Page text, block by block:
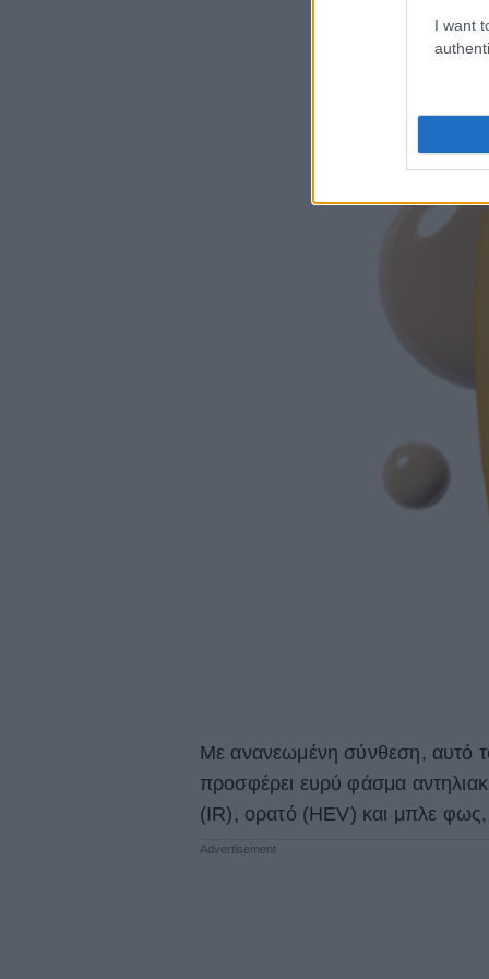
I want
Με ανανεωμένη σύνθεση, αυτό
προσφέρει ευρύ φάσμα
(IR), ορατό (HEV) και μπλε